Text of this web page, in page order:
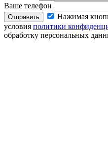
Ваше телефон
Отправить
Нажимая
условия политики
обработку персональных